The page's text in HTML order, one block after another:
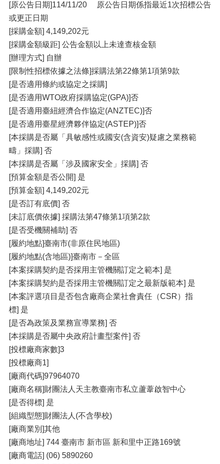
[原公告日期]114/11/20 原公告日期係指最近1次招標公告
或更正日期
[採購金額] 4,149,202元
[採購金額級距] 公告金額以上未達查核金額
[辦理方式] 自辦
[限制性招標依據之法條]採購法第22條第1項第9款
[是否適用條約或協定之採購]
[是否適用WTO政府採購協定(GPA)]否
[是否適用臺紐經濟合作協定(ANZTEC)]否
[是否適用臺星經濟夥伴協定(ASTEP)]否
[本採購是否屬「具敏感性或國安(含資安)疑慮之業務範
疇」採購] 否
[本採購是否屬「涉及國家安全」採購] 否
[預算金額是否公開] 是
[預算金額] 4,149,202元
[是否訂有底價] 否
[未訂底價依據] 採購法第47條第1項第2款
[是否受機關補助] 否
[履約地點]臺南市(非原住民地區)
[履約地點(含地區)]臺南市－全區
[本案採購契約是否採用主管機關訂定之範本] 是
[本案採購契約是否採用主管機關訂定之最新版範本] 是
[本案評選項目是否包含廠商企業社會責任（CSR）指
標] 是
[是否為政策及業務宣導業務] 否
[本採購是否屬中央政府計畫型案件] 否
[投標廠商家數]3
[投標廠商1]
[廠商代碼]97964070
[廠商名稱]財團法人天主教臺南市私立蘆葦啟智中心
[是否得標] 是
[組織型態]財團法人(不含學校)
[廠商業別]其他
[廠商地址] 744 臺南市 新市區 新和里中正路169號
[廠商電話] (06) 5890260